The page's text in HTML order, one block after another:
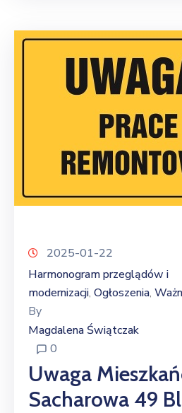
2025-01-22
Harmonogram przeglądów i
modernizacji‚ Ogłoszenia‚
By
Magdalena Świątczak
0
Uwaga
Sacharowa 49